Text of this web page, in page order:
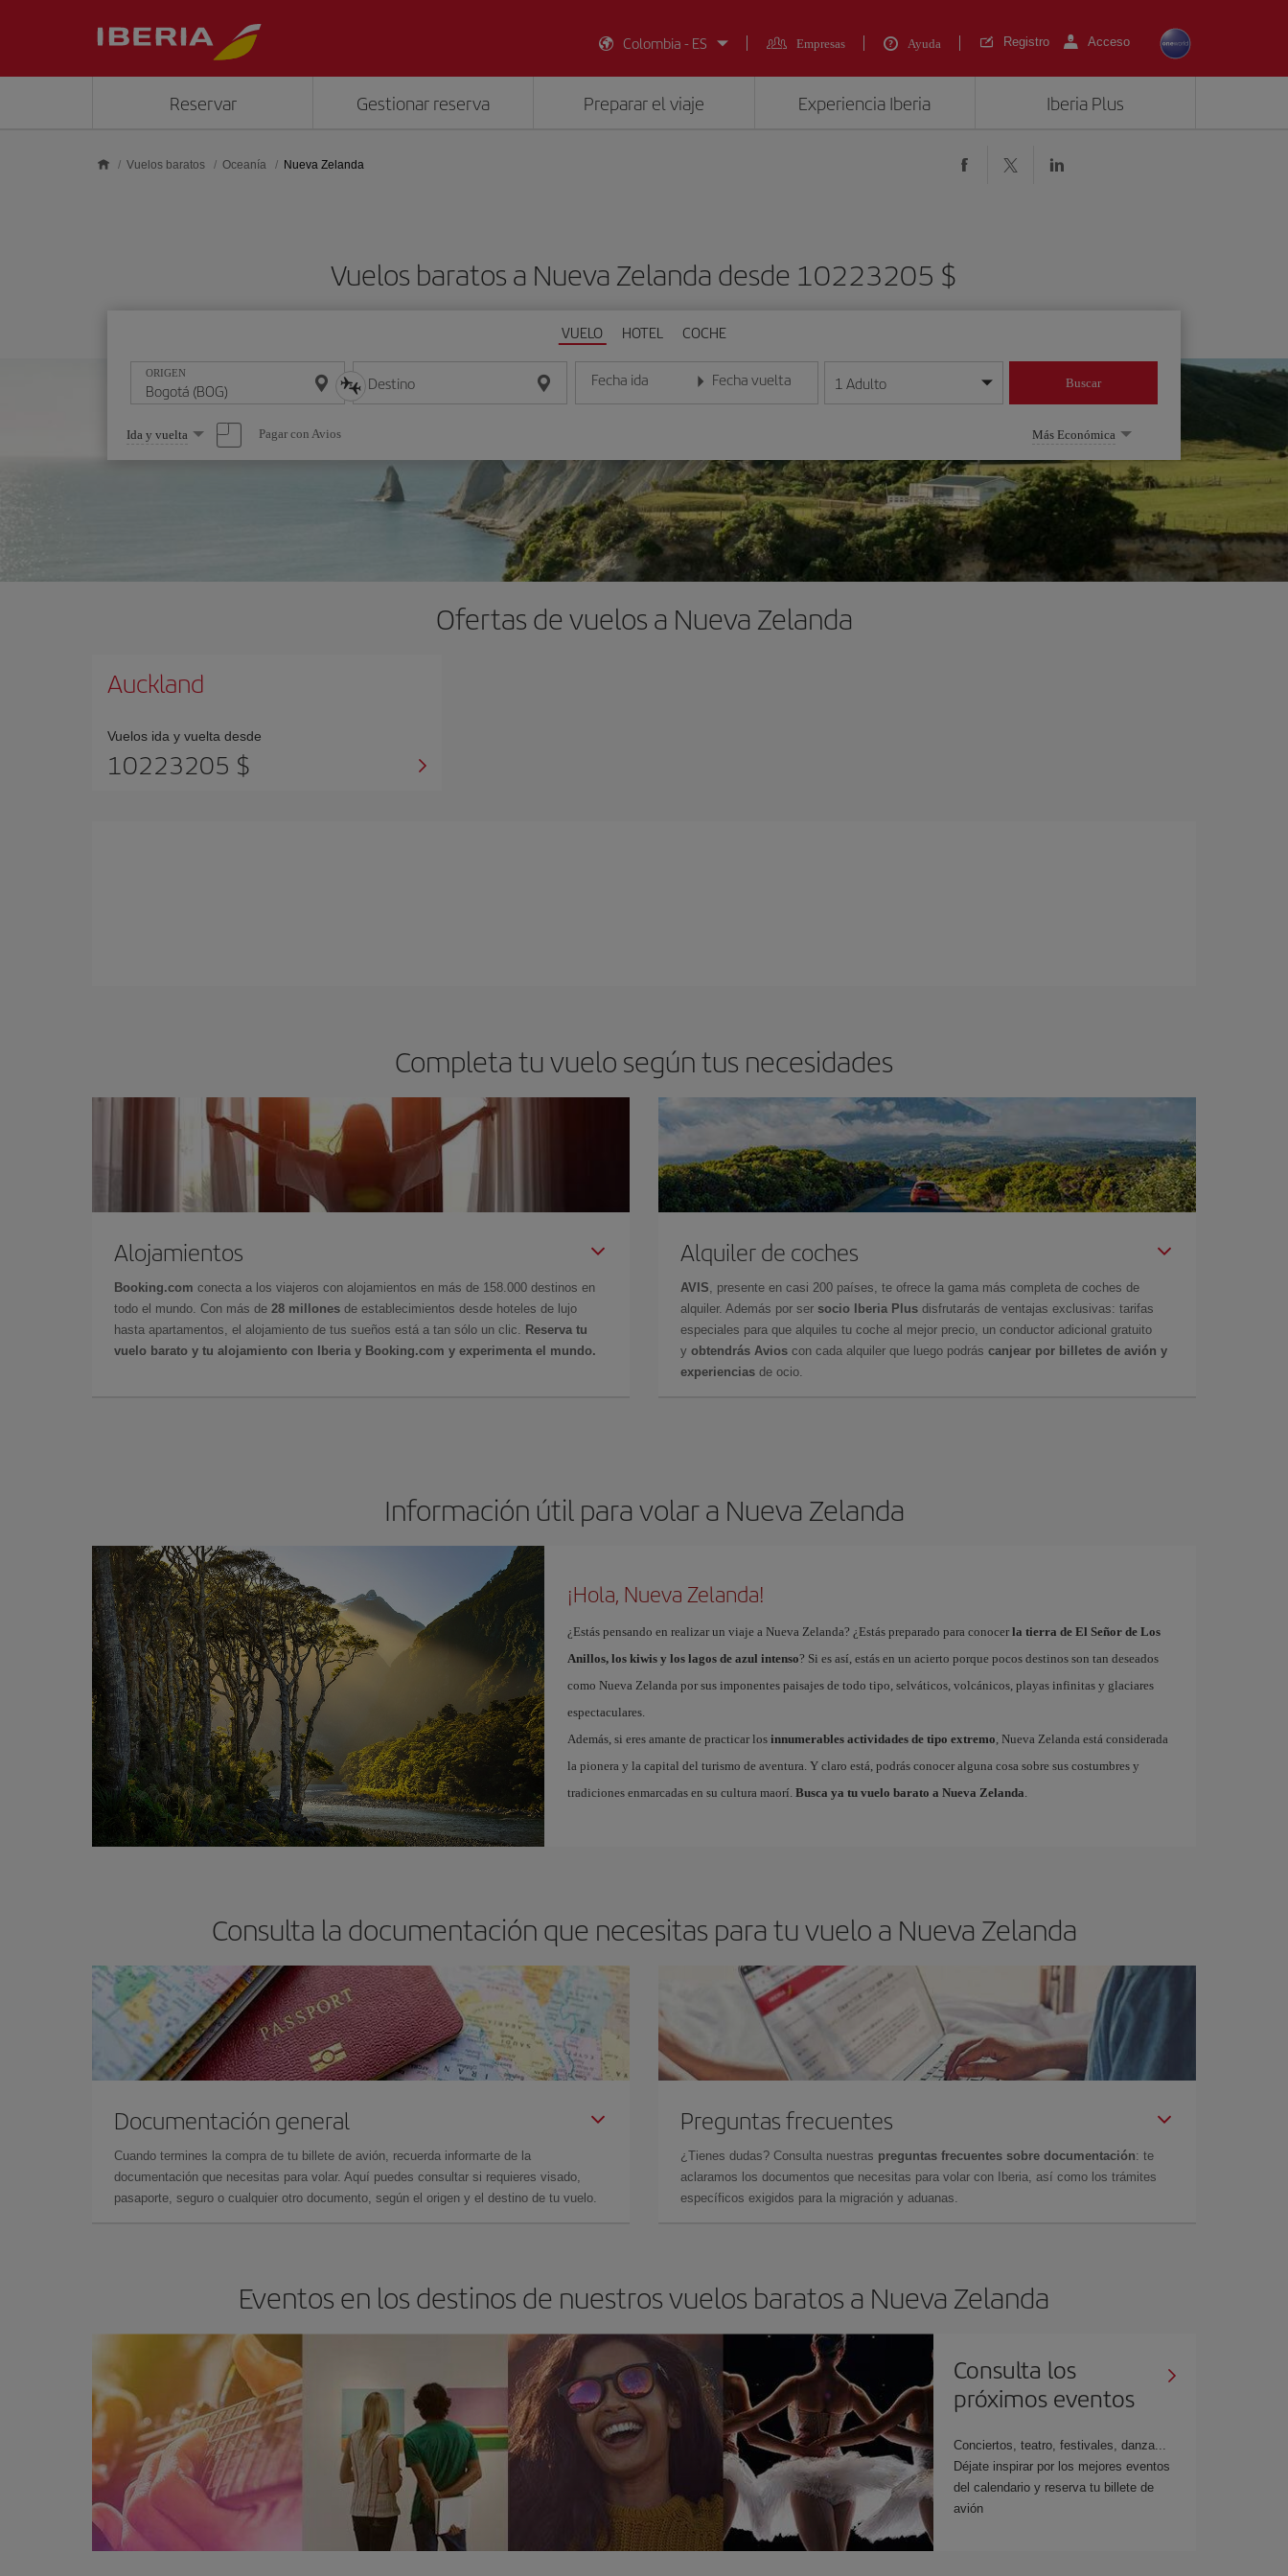
Colombia - ES
Empresas Ayuda Registro Acceso
Reservar Gestionar reserva Preparar el viaje Experiencia Iberia Iberia Plus
Vuelos baratos Oceanía Nueva Zelanda
Vuelos baratos a Nueva Zelanda desde 10223205 $
VUELO HOTEL COCHE
ORIGEN Destino Fecha ida
Introduce la fecha en formato día/mes/año
Fecha vuelta
Introduce la fecha en formato día/mes/año
1 Adulto Buscar
Seleccione
una
opción
Ida y vuelta Pagar con Avios Más Económica
Ofertas de vuelos a Nueva Zelanda
Auckland
Vuelos ida y vuelta desde
10223205 $
Completa tu vuelo según tus necesidades
Alojamientos
Booking.com conecta a los viajeros con alojamientos en más de 158.000 destinos en
todo el mundo. Con más de 28 millones de establecimientos desde hoteles de lujo
hasta apartamentos, el alojamiento de tus sueños está a tan sólo un clic.
Reserva tu
vuelo barato y tu alojamiento con Iberia y Booking.com y experimenta el mundo.
Alquiler de coches
AVIS , presente en casi 200 países, te ofrece la gama más completa de coches de
alquiler. Además por ser socio Iberia Plus disfrutarás de ventajas exclusivas: tarifas
especiales para que alquiles tu coche al mejor precio, un conductor adicional gratuito
y obtendrás Avios con cada alquiler que luego podrás canjear por billetes de avión y
experiencias de ocio.
Información útil para volar a Nueva Zelanda
¡Hola, Nueva Zelanda!
¿Estás pensando en realizar un viaje a Nueva Zelanda? ¿Estás preparado para conocer la tierra de El Señor de Los
Anillos, los kiwis y los lagos de azul intenso? Si es así, estás en un acierto porque pocos destinos son tan deseados
como Nueva Zelanda por sus imponentes paisajes de todo tipo, selváticos, volcánicos, playas infinitas y glaciares
espectaculares.
Además, si eres amante de practicar los innumerables actividades de tipo extremo , Nueva Zelanda está considerada
la pionera y la capital del turismo de aventura. Y claro está, podrás conocer alguna cosa sobre sus costumbres y
tradiciones enmarcadas en su cultura maorí. Busca ya tu vuelo barato a Nueva Zelanda
Consulta la documentación que necesitas para tu vuelo a Nueva Zelanda
Documentación general
Cuando termines la compra de tu billete de avión, recuerda informarte de la
documentación que necesitas para volar. Aquí puedes consultar si requieres visado,
pasaporte, seguro o cualquier otro documento, según el origen y el destino de tu vuelo.
Preguntas frecuentes
¿Tienes dudas? Consulta nuestras preguntas frecuentes sobre documentación: te
aclaramos los documentos que necesitas para volar con Iberia, así como los trámites
específicos exigidos para la migración y aduanas.
Eventos en los destinos de nuestros vuelos baratos a Nueva Zelanda
Consulta los
próximos eventos
Conciertos, teatro, festivales, danza...
Déjate inspirar por los mejores eventos
del calendario y reserva tu billete de
avión